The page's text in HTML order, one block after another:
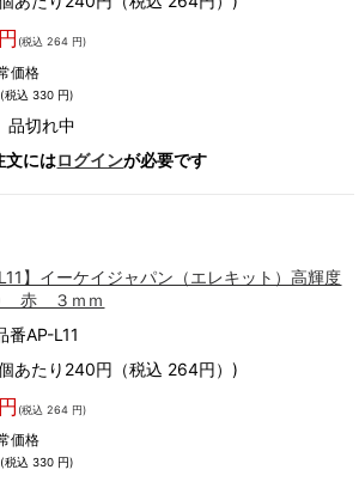
(税込 264 円)
価格
(税込 330 円)
品切れ中
文にはログインが必要です
L11】イーケイジャパン（エレキット）高輝度
赤 ３ｍｍ
番AP-L11
あたり240円（税込 264円）)
(税込 264 円)
価格
(税込 330 円)